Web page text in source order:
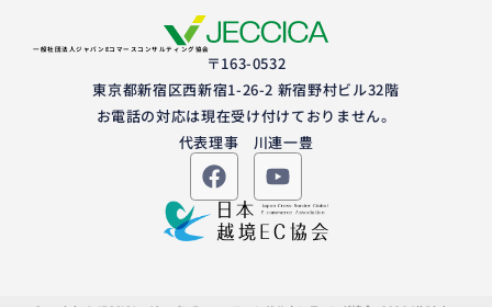
一般社団法人ジャパンEコマースコンサルティング協会
〒163-0532
東京都新宿区西新宿1-26-2 新宿野村ビル32階
お電話の対応は現在受け付けておりません。
代表理事 川連一豊